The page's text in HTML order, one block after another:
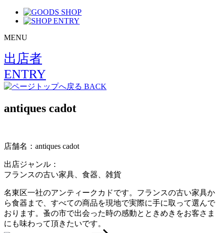
MENU
出店者
ENTRY
BACK
antiques cadot
店舗名：antiques cadot
出店ジャンル：
フランスの古い家具、食器、雑貨
名東区一社のアンティークカドです。フランスの古い家具か
ら食器まで、すべての商品を現地で実際に手に取って選んで
おります。蚤の市で出会った時の感動とときめきをお客さま
にも味わって頂きたいです。